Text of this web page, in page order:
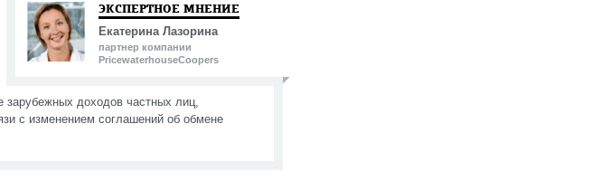
ЭКСПЕРТНОЕ МНЕНИЕ
Екатерина Лазорина
партнер компании
PricewaterhouseCoopers
зарубежных доходов частных лиц,
с изменением соглашений об обмене